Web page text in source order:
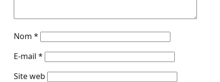
Nom *
E-mail *
Site web